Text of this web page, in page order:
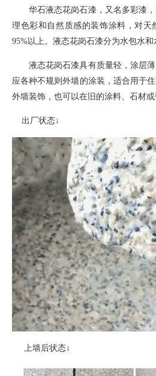
华石液态花岗石漆， 又名多彩漆，
理色彩和自然质感的装饰涂料 ，对
95%以上。液态花岗石漆分为水包水和
液态花岗石漆具有质量轻，涂层
应各种不规则外墙的涂装 ， 适合用于
外墙装饰，也可以在旧的涂料、石材或
出厂状态↓
上墙后状态↓